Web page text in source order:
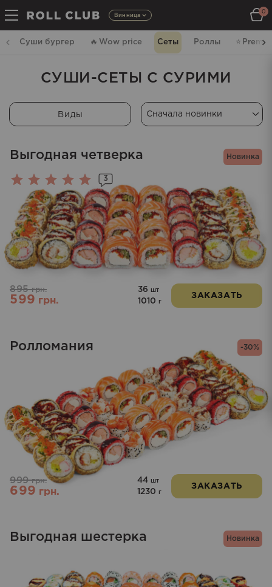
Винница
0
Суши бургер 🔥 Wow price Сеты Роллы ⭐️
СУШИ-СЕТЫ С СУРИМИ
Виды
Новинка
Выгодная четверка
Оценка
5.00
из 5
3
895грн.
599грн.
36 шт
1010 г
ЗАКАЗАТЬ
-30%
Ролломания
999грн.
699грн.
44 шт
1230 г
ЗАКАЗАТЬ
Новинка
Выгодная шестерка